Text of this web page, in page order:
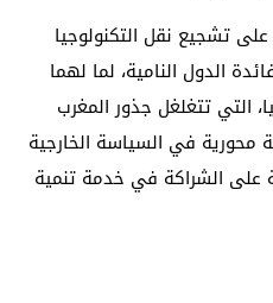
تشجيع نقل التكنولوجيا
الدول النامية، لما لهما
التي تتغلغل جذور المغرب
في السياسة الخارجية
على الشراكة في خدمة تنمية